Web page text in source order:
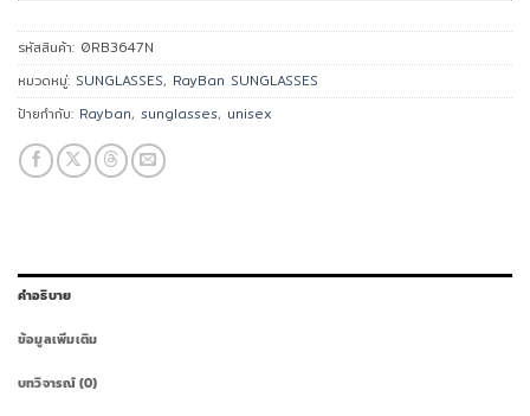
รหัสสินค้า: 0RB3647N
หมวดหมู่: SUNGLASSES, RayBan SUNGLASSES
ป้ายกำกับ: Rayban, sunglasses, unisex
คำอธิบาย
ข้อมูลเพิ่มเติม
บทวิจารณ์ (0)